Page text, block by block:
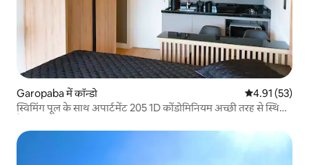
Garopaba में कॉन्डो औसत रेटिंग 5 में
4.91 (53)
स्विमिंग पूल के साथ अपार्टमेंट 205 1D कोंडोमिनियम अच्छी तरह से स्थित